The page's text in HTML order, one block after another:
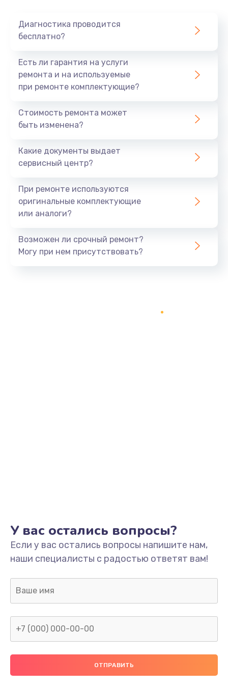
Диагностика проводится
бесплатно?
Есть ли гарантия на услуги
ремонта и на используемые
при ремонте комплектующие?
Стоимость ремонта может
быть изменена?
Какие документы выдает
сервисный центр?
При ремонте используются
оригинальные комплектующие
или аналоги?
Возможен ли срочный ремонт?
Могу при нем присутствовать?
У вас остались вопросы?
Если у вас остались вопросы напишите нам,
наши специалисты с радостью ответят вам!